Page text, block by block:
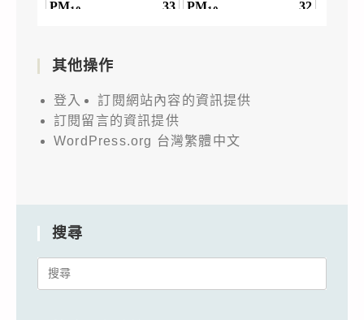
其他操作
登入
訂閱網站內容的資訊提供
訂閱留言的資訊提供
WordPress.org 台灣繁體中文
搜尋
Search